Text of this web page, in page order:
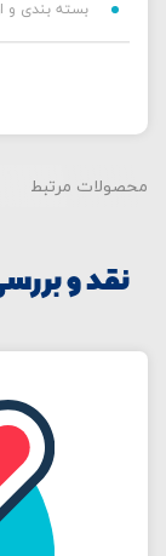
بسته بندی و
محصولات مرتبط
نقد و